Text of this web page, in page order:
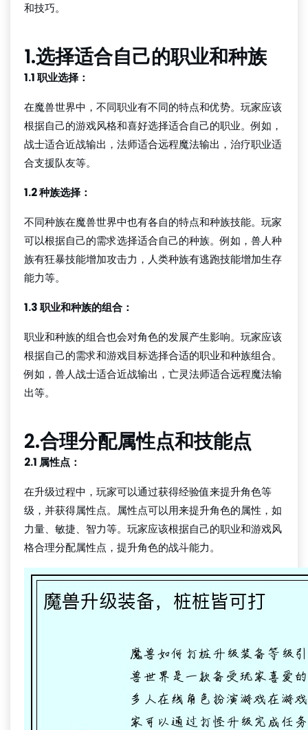
和技巧。
1.选择适合自己的职业和种族
1.1 职业选择：
在魔兽世界中，不同职业有不同的特点和优势。玩家应该
根据自己的游戏风格和喜好选择适合自己的职业。例如，
战士适合近战输出，法师适合远程魔法输出，治疗职业适
合支援队友等。
1.2 种族选择：
不同种族在魔兽世界中也有各自的特点和种族技能。玩家
可以根据自己的需求选择适合自己的种族。例如，兽人种
族有狂暴技能增加攻击力，人类种族有逃跑技能增加生存
能力等。
1.3 职业和种族的组合：
职业和种族的组合也会对角色的发展产生影响。玩家应该
根据自己的需求和游戏目标选择合适的职业和种族组合。
例如，兽人战士适合近战输出，亡灵法师适合远程魔法输
出等。
2.合理分配属性点和技能点
2.1 属性点：
在升级过程中，玩家可以通过获得经验值来提升角色等
级，并获得属性点。属性点可以用来提升角色的属性，如
力量、敏捷、智力等。玩家应该根据自己的职业和游戏风
格合理分配属性点，提升角色的战斗能力。